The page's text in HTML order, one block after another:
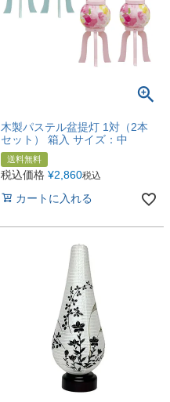
木製パステル盆提灯 1対（2本
セット） 箱入 サイズ：中
送料無料
税込価格 ¥2,860税込
カートに入れる